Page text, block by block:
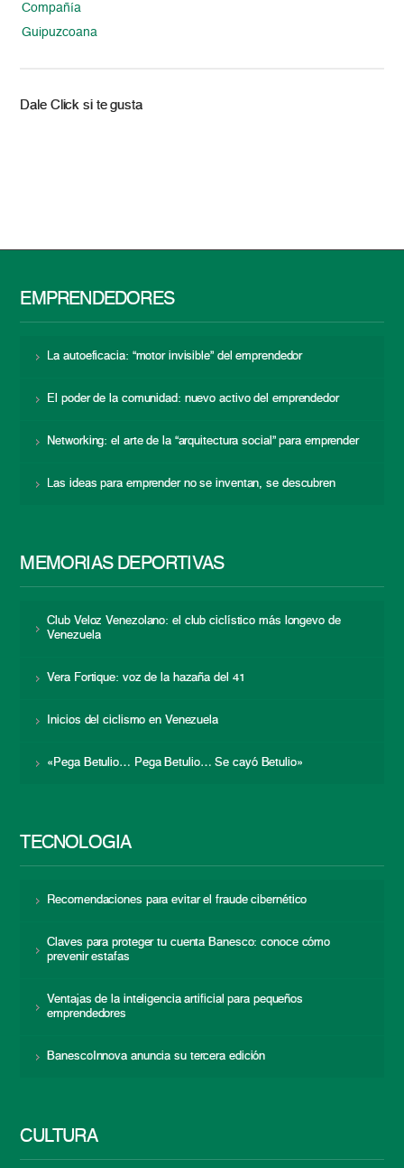
Compañía
Guipuzcoana
Dale Click si te gusta
EMPRENDEDORES
La autoeficacia: “motor invisible” del emprendedor
El poder de la comunidad: nuevo activo del emprendedor
Networking: el arte de la “arquitectura social” para emprender
Las ideas para emprender no se inventan, se descubren
MEMORIAS DEPORTIVAS
Club Veloz Venezolano: el club ciclístico más longevo de
Venezuela
Vera Fortique: voz de la hazaña del 41
Inicios del ciclismo en Venezuela
«Pega Betulio… Pega Betulio… Se cayó Betulio»
TECNOLOGÍA
Recomendaciones para evitar el fraude cibernético
Claves para proteger tu cuenta Banesco: conoce cómo
prevenir estafas
Ventajas de la inteligencia artificial para pequeños
emprendedores
BanescoInnova anuncia su tercera edición
CULTURA